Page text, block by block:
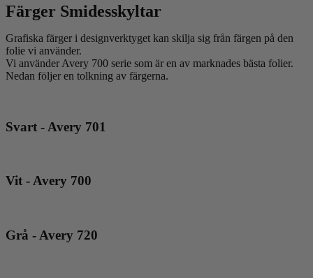
Färger Smidesskyltar
Grafiska färger i designverktyget kan skilja sig från färgen på den
folie vi använder.
Vi använder Avery 700 serie som är en av marknades bästa folier.
Nedan följer en tolkning av färgerna.
Svart - Avery 701
Vit - Avery 700
Grå - Avery 720